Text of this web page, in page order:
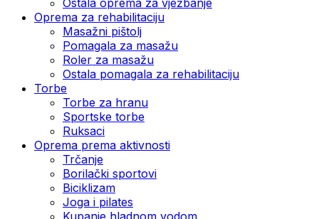
Oprema za rehabilitaciju
Masažni pištolj
Pomagala za masažu
Roler za masažu
Ostala pomagala za rehabilitaciju
Torbe
Torbe za hranu
Sportske torbe
Ruksaci
Oprema prema aktivnosti
Trčanje
Borilački sportovi
Biciklizam
Joga i pilates
Kupanje hladnom vodom